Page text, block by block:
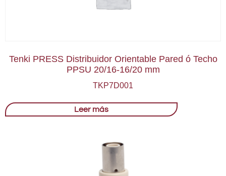
Tenki PRESS Distribuidor Orientable Pared ó Techo
PPSU 20/16-16/20 mm
TKP7D001
Leer más